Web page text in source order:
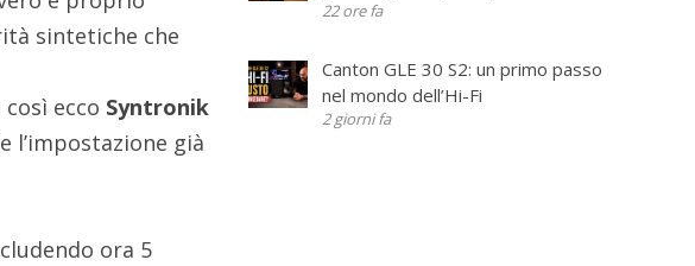
sintetiche che
ecco Syntronik
l’impostazione già
ora 5
22 ore fa
Canton GLE 30 S2: un primo passo
nel mondo dell’Hi-Fi
2 giorni fa